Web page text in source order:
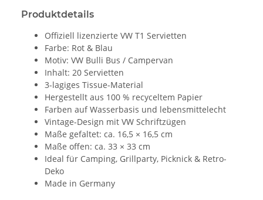
Produktdetails
Offiziell lizenzierte VW T1 Servietten
Farbe: Rot & Blau
Motiv: VW Bulli Bus / Campervan
Inhalt: 20 Servietten
3-lagiges Tissue-Material
Hergestellt aus 100 % recyceltem Papier
Farben auf Wasserbasis und lebensmittelecht
Vintage-Design mit VW Schriftzügen
Maße gefaltet: ca. 16,5 × 16,5 cm
Maße offen: ca. 33 × 33 cm
Ideal für Camping, Grillparty, Picknick & Retro-
Deko
Made in Germany